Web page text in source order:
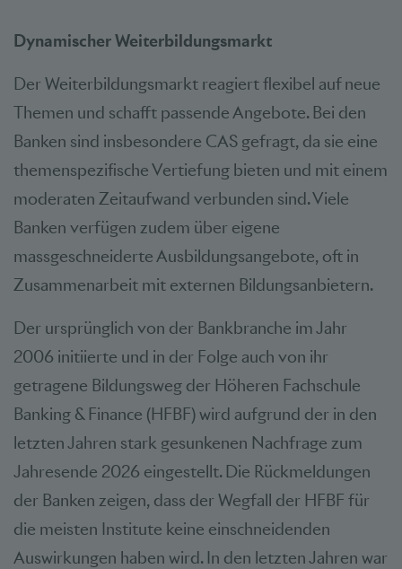
Dynamischer Weiterbildungsmarkt
Der Weiterbildungsmarkt reagiert flexibel auf neue
Themen und schafft passende Angebote. Bei den
Banken sind insbesondere CAS gefragt, da sie eine
themenspezifische Vertiefung bieten und mit einem
moderaten Zeitaufwand verbunden sind. Viele
Banken verfügen zudem über eigene
massgeschneiderte Ausbildungsangebote, oft in
Zusammenarbeit mit externen Bildungsanbietern.
Der ursprünglich von der Bankbranche im Jahr
2006 initiierte und in der Folge auch von ihr
getragene Bildungsweg der Höheren Fachschule
Banking & Finance (HFBF) wird aufgrund der in den
letzten Jahren stark gesunkenen Nachfrage zum
Jahresende 2026 eingestellt. Die Rückmeldungen
der Banken zeigen, dass der Wegfall der HFBF für
die meisten Institute keine einschneidenden
Auswirkungen haben wird. In den letzten Jahren war